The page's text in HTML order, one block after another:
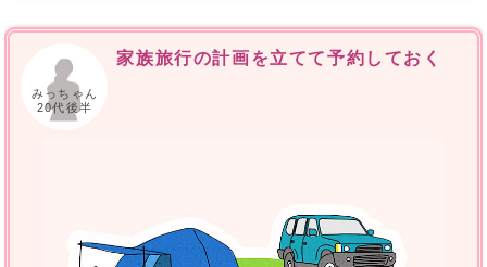
みっちゃん
20代後半
家族旅行の計画を立てて予約しておく